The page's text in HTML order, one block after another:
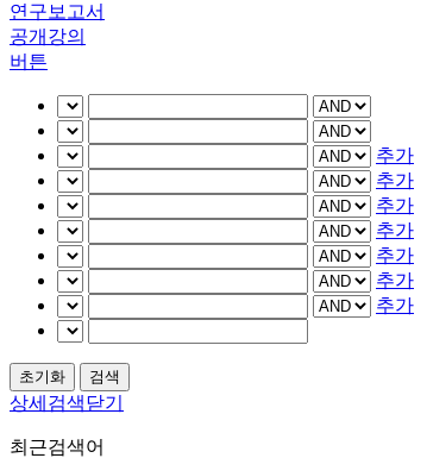
연구보고서
공개강의
버튼
추가
추가
추가
추가
추가
추가
추가
상세검색닫기
최근검색어